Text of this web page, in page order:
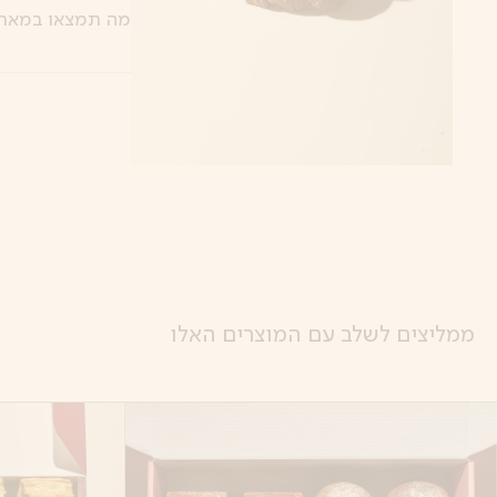
מה תמצאו
ממליצים לשלב עם המוצרים האלו